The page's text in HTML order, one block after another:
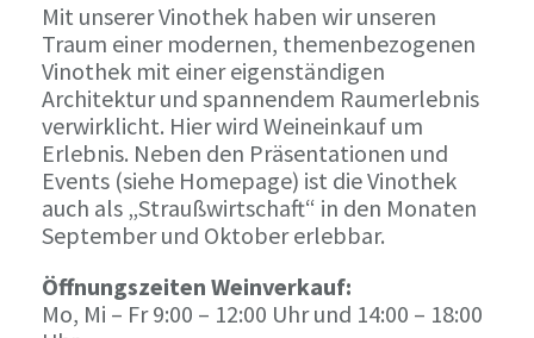
Mit unserer Vinothek haben wir unseren
Traum einer modernen, themenbezogenen
Vinothek mit einer eigenständigen
Architektur und spannendem Raumerlebnis
verwirklicht. Hier wird Weineinkauf um
Erlebnis. Neben den Präsentationen und
Events (siehe Homepage) ist die Vinothek
auch als „Straußwirtschaft“ in den Monaten
September und Oktober erlebbar.
Öffnungszeiten Weinverkauf:
Mo, Mi – Fr 9:00 – 12:00 Uhr und 14:00 – 18:00